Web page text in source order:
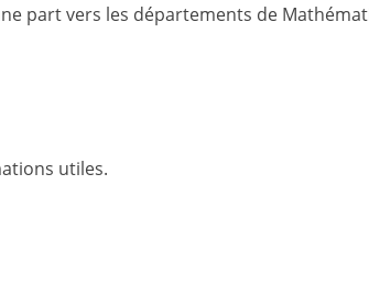
part vers les départements de
utiles.